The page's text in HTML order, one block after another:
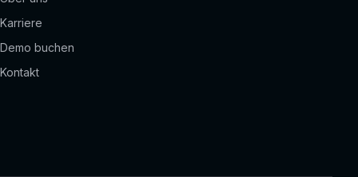
Karriere
Demo buchen
Kontakt